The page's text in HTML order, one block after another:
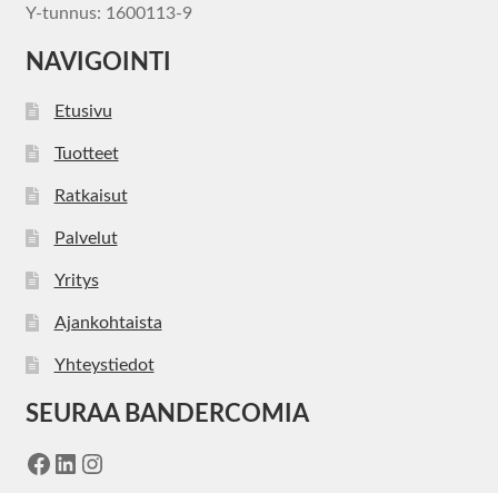
Y-tunnus: 1600113-9
NAVIGOINTI
Etusivu
Tuotteet
Ratkaisut
Palvelut
Yritys
Ajankohtaista
Yhteystiedot
SEURAA BANDERCOMIA
Facebook
LinkedIn
Instagram